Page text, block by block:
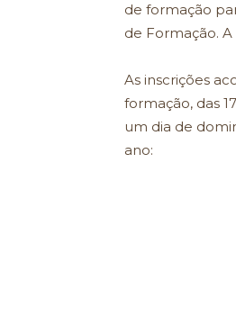
de formação
de Formação.
As inscrições
formação, das
um dia de
ano: